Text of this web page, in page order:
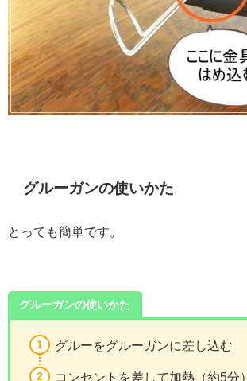
グルーガンの使いかた
とっても簡単です。
グルーガンの使いかた
グルーをグルーガンに差し込む
コンセントを差して加熱（約5分）